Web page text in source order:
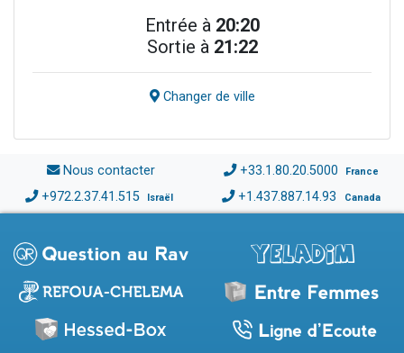
Entrée à 20:20
Sortie à 21:22
Changer de ville
Nous contacter +33.1.80.20.5000 France
+972.2.37.41.515 Israël +1.437.887.14.93 Canada